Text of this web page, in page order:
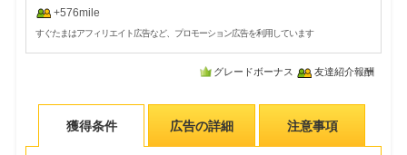
+576mile
すぐたまはアフィリエイト広告など、プロモーション広告を利用しています
グレードボーナス 友達紹介報酬
獲得条件 広告の詳細 注意事項